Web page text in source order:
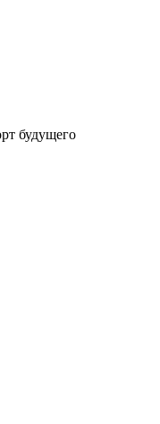
будущего